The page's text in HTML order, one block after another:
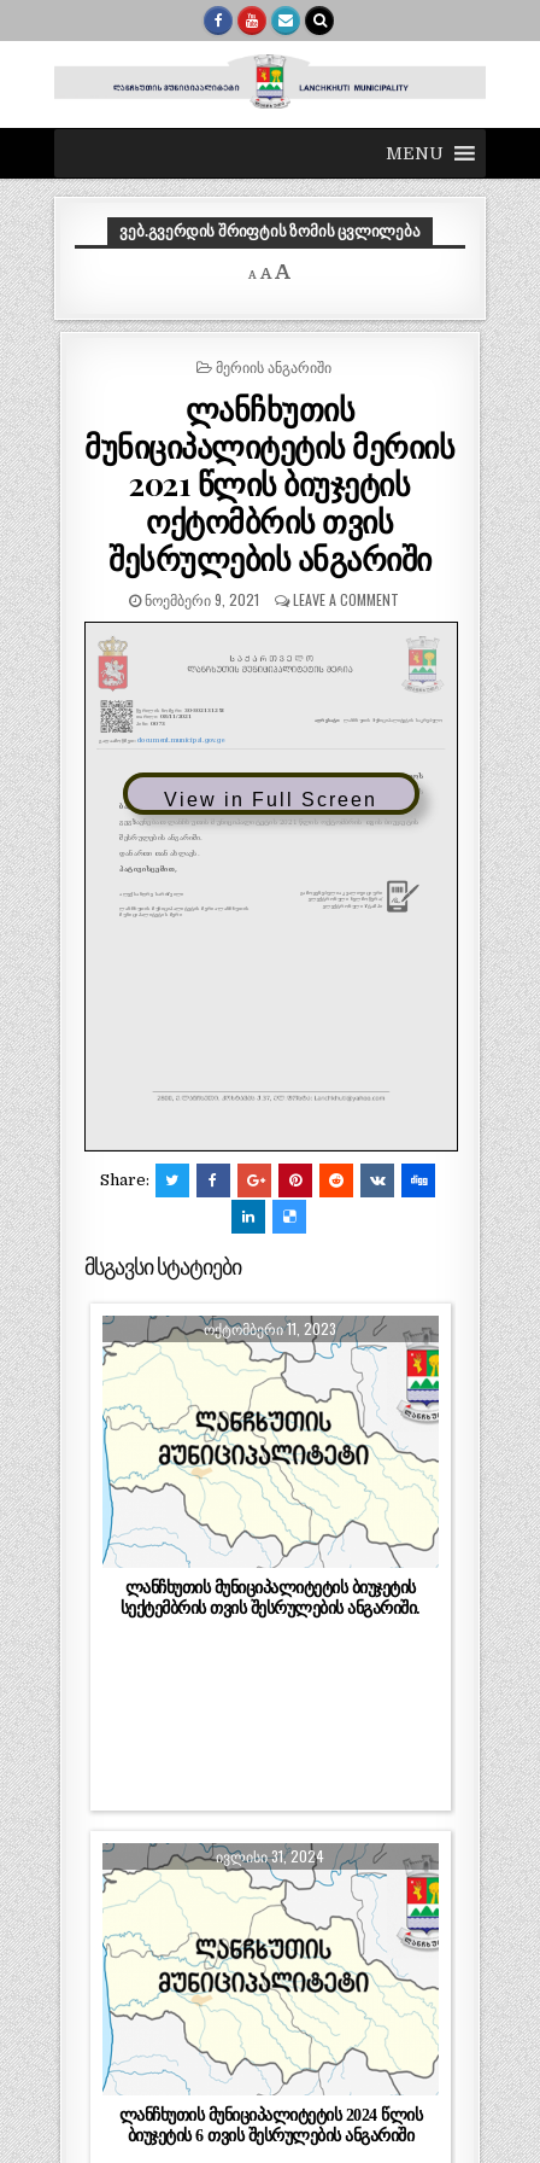
MENU
ᲕᲔᲑ.ᲒᲕᲔᲠᲓᲘᲡ ᲨᲠᲘᲤᲢᲘᲡ ᲖᲝᲛᲘᲡ ᲪᲕᲚᲘᲚᲔᲑᲐ
A
Decrease
font
A Reset
A
size.
POSTED
ᲛᲔᲠᲘᲘᲡ ᲐᲜᲒᲐᲠᲘᲨᲘ
ლანჩხუთის
მუნიციპალიტეტის მერიის
2021 წლის ბიუჯეტის
ოქტომბრის თვის
შესრულების ანგარიში
ᲜᲝᲔᲛᲑᲔᲠᲘ 9, 2021 LEAVE A COMMENT
View in Full Screen
Share:
მსგავსი სტატიები
ᲝᲥᲢᲝᲛᲑᲔᲠᲘ 11, 2023
ლანჩხუთის მუნიციპალიტეტის ბიუჯეტის
სექტემბრის თვის შესრულების ანგარიში.
ᲘᲕᲚᲘᲡᲘ 31, 2024
ლანჩხუთის მუნიციპალიტეტის 2024 წლის
ბიუჯეტის 6 თვის შესრულების ანგარიში